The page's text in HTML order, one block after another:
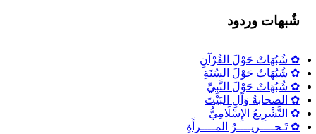
شٌبهات وردود
✿ شُبُهَاتٌ حَوْلَ القُرْآنِ
✿ شُبُهَاتٌ حَوْلَ السُنَةِ
✿ شُبُهَاتٌ حَوْلَ النَّبِيِّ
✿ الصحابةُ وَآلِ البَيْتَ
✿ التَّشْرِيعُ الإِسْلَامِيُّ
✿ تَـحــــريــــرُ المــــرأَةِ